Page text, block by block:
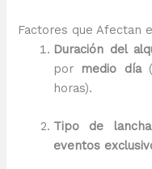
Factores que Afectan
Duración del
por medio día
horas).
Tipo de lancha
eventos